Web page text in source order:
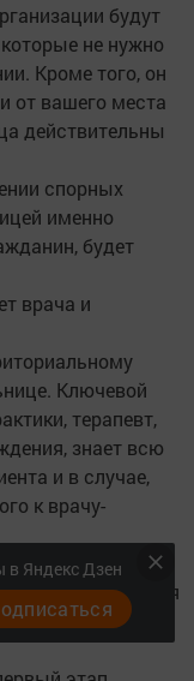
будут
не нужно
Кроме того, он
от вашего места
действительны
спорных
именно
будет
врача и
Ключевой
терапевт,
знает всю
и в случае,
к врачу-
№ 83-ФЗ о
Менделеевская
изменения
в Яндекс Дзен